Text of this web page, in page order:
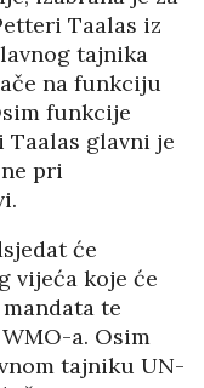
Taalas iz
tajnika
na funkciju
funkcije
glavni je
pri
će
vijeća koje će
te
a. Osim
tajniku UN-